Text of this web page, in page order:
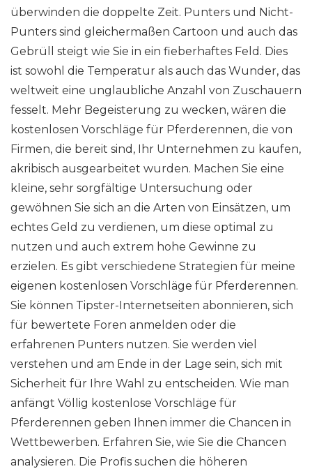
überwinden die doppelte Zeit. Punters und Nicht-
Punters sind gleichermaßen Cartoon und auch das
Gebrüll steigt wie Sie in ein fieberhaftes Feld. Dies
ist sowohl die Temperatur als auch das Wunder, das
weltweit eine unglaubliche Anzahl von Zuschauern
fesselt. Mehr Begeisterung zu wecken, wären die
kostenlosen Vorschläge für Pferderennen, die von
Firmen, die bereit sind, Ihr Unternehmen zu kaufen,
akribisch ausgearbeitet wurden. Machen Sie eine
kleine, sehr sorgfältige Untersuchung oder
gewöhnen Sie sich an die Arten von Einsätzen, um
echtes Geld zu verdienen, um diese optimal zu
nutzen und auch extrem hohe Gewinne zu
erzielen. Es gibt verschiedene Strategien für meine
eigenen kostenlosen Vorschläge für Pferderennen.
Sie können Tipster-Internetseiten abonnieren, sich
für bewertete Foren anmelden oder die
erfahrenen Punters nutzen. Sie werden viel
verstehen und am Ende in der Lage sein, sich mit
Sicherheit für Ihre Wahl zu entscheiden. Wie man
anfängt Völlig kostenlose Vorschläge für
Pferderennen geben Ihnen immer die Chancen in
Wettbewerben. Erfahren Sie, wie Sie die Chancen
analysieren. Die Profis suchen die höheren